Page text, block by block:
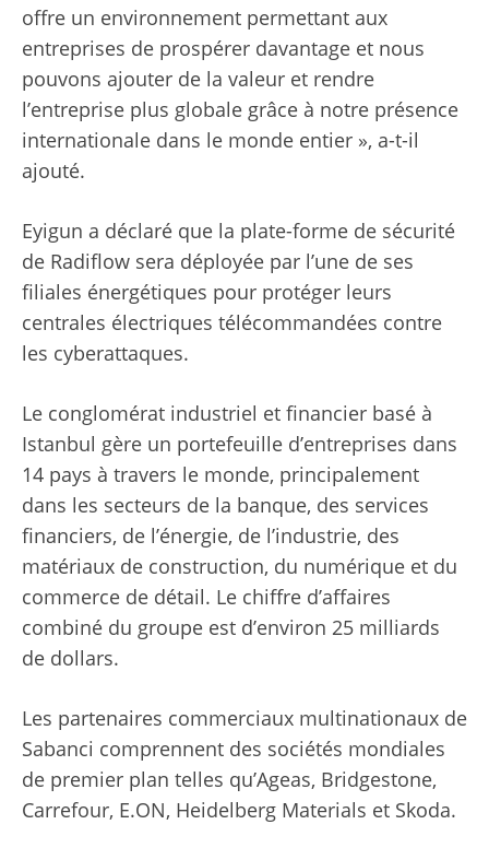
offre un environnement permettant aux
entreprises de prospérer davantage et nous
pouvons ajouter de la valeur et rendre
l’entreprise plus globale grâce à notre présence
internationale dans le monde entier », a-t-il
ajouté.
Eyigun a déclaré que la plate-forme de sécurité
de Radiflow sera déployée par l’une de ses
filiales énergétiques pour protéger leurs
centrales électriques télécommandées contre
les cyberattaques.
Le conglomérat industriel et financier basé à
Istanbul gère un portefeuille d’entreprises dans
14 pays à travers le monde, principalement
dans les secteurs de la banque, des services
financiers, de l’énergie, de l’industrie, des
matériaux de construction, du numérique et du
commerce de détail. Le chiffre d’affaires
combiné du groupe est d’environ 25 milliards
de dollars.
Les partenaires commerciaux multinationaux de
Sabanci comprennent des sociétés mondiales
de premier plan telles qu’Ageas, Bridgestone,
Carrefour, E.ON, Heidelberg Materials et Skoda.